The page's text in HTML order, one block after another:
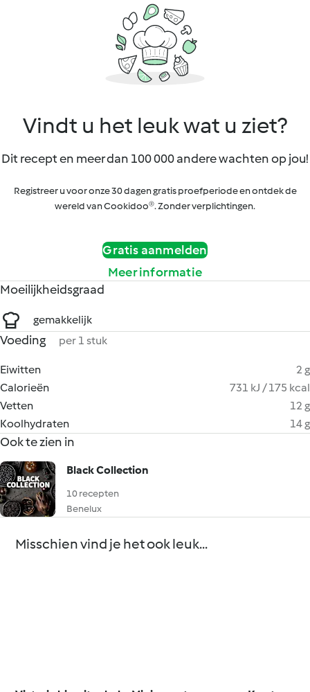
Vindt u het leuk wat u ziet?
Dit recept en meer dan 100 000 andere wachten op jou!
Registreer u voor onze 30 dagen gratis proefperiode en ontdek de
wereld van Cookidoo®. Zonder verplichtingen.
Gratis aanmelden
Meer informatie
Moeilijkheidsgraad
gemakkelijk
Voeding per 1 stuk
Eiwitten
2 g
Calorieën
731 kJ / 175 kcal
Vetten
12 g
Koolhydraten
14 g
Ook te zien in
Black Collection
10 recepten
Benelux
Misschien vind je het ook leuk...